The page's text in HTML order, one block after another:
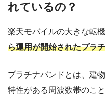
れているの？
楽天モバイルの大きな転
ら運用が開始されたプラ
プラチナバンドとは、建
特性がある周波数帯のこと